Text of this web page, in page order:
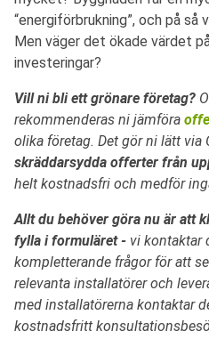
“energiförbrukning”, och på så
Men väger det ökade värdet
investeringar?
Vill ni bli ett grönare företag?
rekommenderas ni jämföra
olika företag. Det gör ni lätt via
skräddarsydda offerter från
helt kostnadsfri och medför
Allt du behöver göra nu är att
fylla i formuläret - vi kontaktar
kompletterande frågor för att
relevanta installatörer och
med installatörerna kontaktar
kostnadsfritt